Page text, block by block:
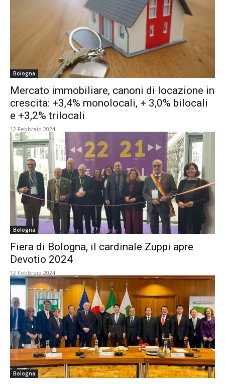
Bologna
Mercato immobiliare, canoni di locazione in
crescita: +3,4% monolocali, + 3,0% bilocali
e +3,2% trilocali
12 Febbraio 2024
Bologna
Fiera di Bologna, il cardinale Zuppi apre
Devotio 2024
12 Febbraio 2024
Bologna